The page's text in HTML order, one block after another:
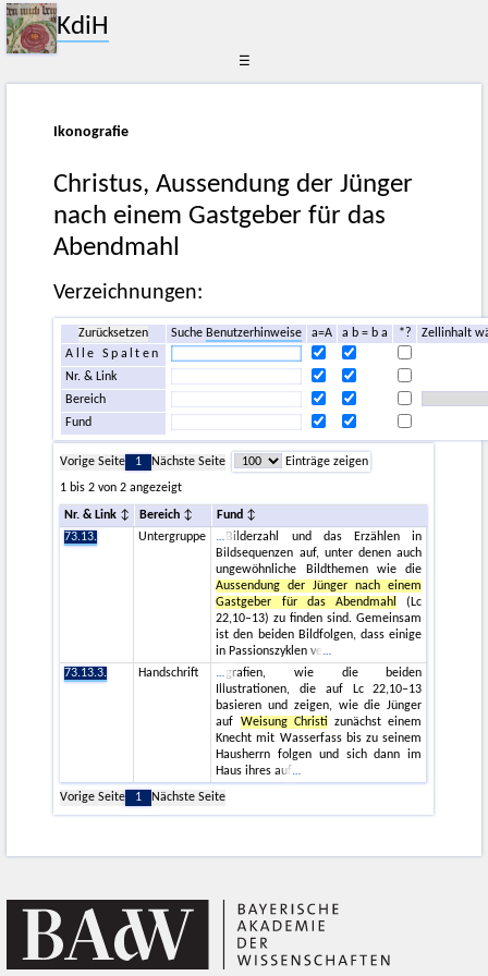
KdiH
☰
Ikonografie
Christus, Aussendung der Jünger
nach einem Gastgeber für das
Abendmahl
Verzeichnungen:
Zurücksetzen SucheBenutzerhinweise a=A a b = b a *?
Zellinhalt
Alle Spalten
Nr. & Link
Bereich
Fund
Vorige Seite 1 Nächste Seite
Einträge zeigen
1 bis 2 von 2 angezeigt
Nr. & Link Bereich
Fund
73.13.
Untergruppe
Bilderzahl und das Erzählen in
Bildsequenzen auf, unter denen auch
ungewöhnliche Bildthemen wie die
Aussendung der Jünger nach einem
Gastgeber für das Abendmahl
(Lc
22,10–13) zu finden sind. Gemeinsam
ist den beiden Bildfolgen, dass einige
in Passionszyklen ve
73.13.3.
Handschrift
grafien, wie die beiden
Illustrationen, die auf Lc 22,10–13
basieren und zeigen, wie die Jünger
auf Weisung Christi zunächst einem
Knecht mit Wasserfass bis zu seinem
Hausherrn folgen und sich dann im
Haus ihres auf
Vorige Seite
1 Nächste Seite